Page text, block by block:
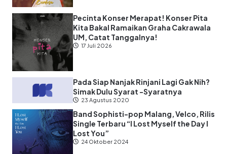
Pecinta Konser Merapat! Konser Pita
Kita Bakal Ramaikan Graha Cakrawala
UM, Catat Tanggalnya!
17 Juli 2026
Pada Siap Nanjak Rinjani Lagi Gak Nih?
Simak Dulu Syarat -Syaratnya
23 Agustus 2020
Band Sophisti-pop Malang, Velco, Rilis
Single Terbaru “I Lost Myself the Day I
Lost You”
24 Oktober 2024